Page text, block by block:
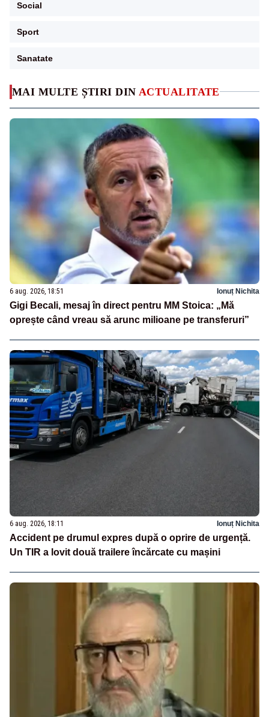
MAI MULTE ȘTIRI DIN ACTUALITATE
6 aug. 2026, 18:51 Ionuț Nichita
Gigi Becali, mesaj în direct pentru MM Stoica: „Mă
oprește când vreau să arunc milioane pe transferuri”
6 aug. 2026, 18:11 Ionuț Nichita
Accident pe drumul expres după o oprire de urgență.
Un TIR a lovit două trailere încărcate cu mașini
Social
Sport
Sanatate